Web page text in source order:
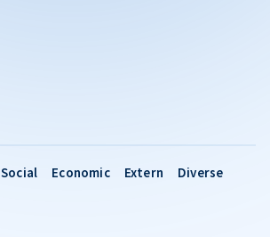
Social Economic Extern Diverse